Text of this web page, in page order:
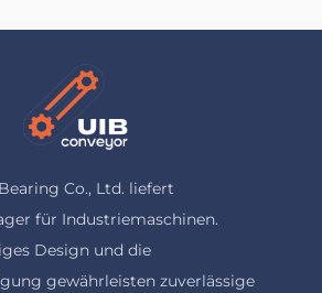
Co., Ltd. liefert
für Industriemaschinen.
Design und die
gewährleisten zuverlässige